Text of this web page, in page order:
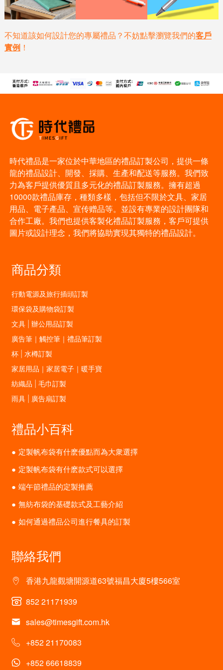
不知道該如何設計您的專屬禮品？不妨點擊瀏覽我們的客戶
實例！
時代禮品是一家位於中華地區的禮品訂製公司，提供一條
龍的禮品設計、開發、採購、生產和配送等服務。我們致
力為客戶提供優質且多元化的禮品訂製服務。擁有超過
10000款禮品庫存，種類多樣，包括但不限於文具、家居
用品、電子產品、宣传赠品等。並設有專業的設計團隊和
合作工廠。我們也提供客製化禮品訂製服務，客戶可提供
圖片或設計理念，我們將協助實現其獨特的禮品設計。
商品分類
行動電源及旅行插頭訂製
環保袋及購物袋訂製
文具 | 辦公用品訂製
廣告筆｜觸控筆｜禮品筆訂製
杯 | 水樽訂製
家居用品｜家居電子｜暖手寶
紡織品 | 毛巾訂製
雨具 | 廣告扇訂製
禮品小百科
定製帆布袋有什麽優點而為大衆選擇
定製帆布袋有什麽款式可以選擇
端午節禮品的定製推薦
無紡布袋的基礎款式及工藝介紹
如何通過禮品公司進行餐具的訂製
聯絡我們
香港九龍觀塘開源道63號福昌大廈5樓566室
852 21171939
sales@timesgift.com.hk
+852 21170083
+852 66618839